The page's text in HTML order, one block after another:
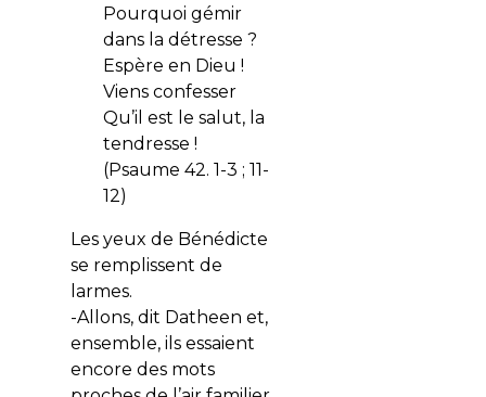
Pourquoi gémir
dans la détresse ?
Espère en Dieu !
Viens confesser
Qu’il est le salut, la
tendresse !
(Psaume 42. 1-3 ; 11-
12)
Les yeux de Bénédicte
se remplissent de
larmes.
-Allons, dit Datheen et,
ensemble, ils essaient
encore des mots